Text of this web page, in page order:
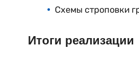
Схемы строповки
Итоги реализации